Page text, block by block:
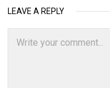
LEAVE A REPLY